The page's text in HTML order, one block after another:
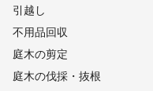
引越し
不用品回収
庭木の剪定
庭木の伐採・抜根